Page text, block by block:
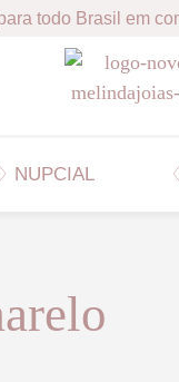
todo Brasil em
NUPCIAL